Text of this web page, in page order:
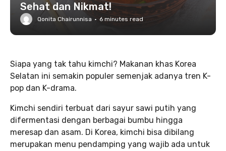
Sehat dan Nikmat!
Qonita Chairunnisa · 6 minutes read
Siapa yang tak tahu kimchi? Makanan khas Korea
Selatan ini semakin populer semenjak adanya tren K-
pop dan K-drama.
Kimchi sendiri terbuat dari sayur sawi putih yang
difermentasi dengan berbagai bumbu hingga
meresap dan asam. Di Korea, kimchi bisa dibilang
merupakan menu pendamping yang wajib ada untuk